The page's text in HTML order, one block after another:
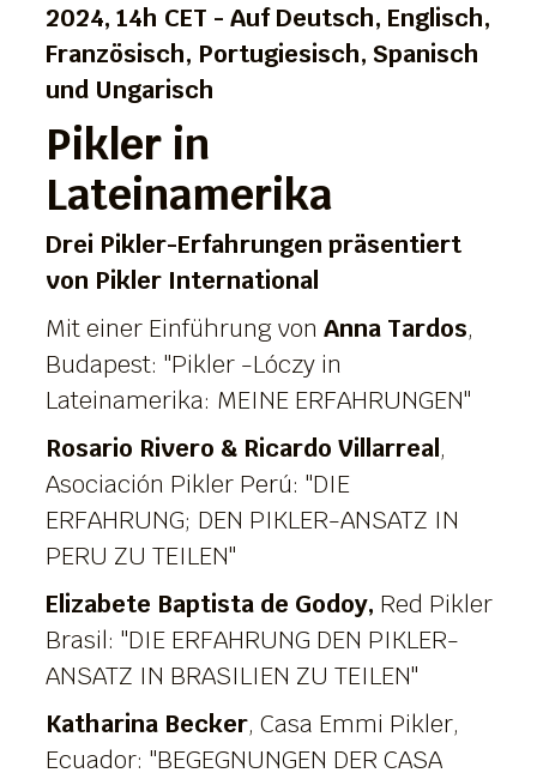
2024, 14h CET - Auf Deutsch, Englisch,
Französisch, Portugiesisch, Spanisch
und Ungarisch
Pikler in
Lateinamerika
Drei Pikler-Erfahrungen präsentiert
von Pikler International
Mit einer Einführung von Anna Tardos,
Budapest: "Pikler -Lóczy in
Lateinamerika: MEINE ERFAHRUNGEN"
Rosario Rivero & Ricardo Villarreal,
Asociación Pikler Perú: "DIE
ERFAHRUNG; DEN PIKLER-ANSATZ IN
PERU ZU TEILEN"
Elizabete Baptista de Godoy, Red Pikler
Brasil: "DIE ERFAHRUNG DEN PIKLER-
ANSATZ IN BRASILIEN ZU TEILEN"
Katharina Becker, Casa Emmi Pikler,
Ecuador: "BEGEGNUNGEN DER CASA